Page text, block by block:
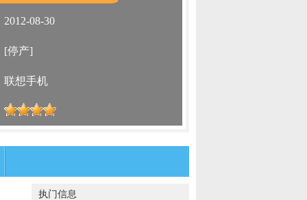
2012-08-30
[停产]
联想手机
执门信息